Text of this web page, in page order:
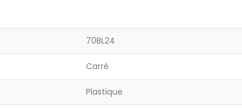
70BL24
Carré
Plastique